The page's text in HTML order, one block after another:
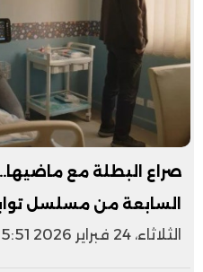
صراع البطلة مع
السابعة من مسلسل
الثلاثاء، 24 فبراير 2026 05:51 م